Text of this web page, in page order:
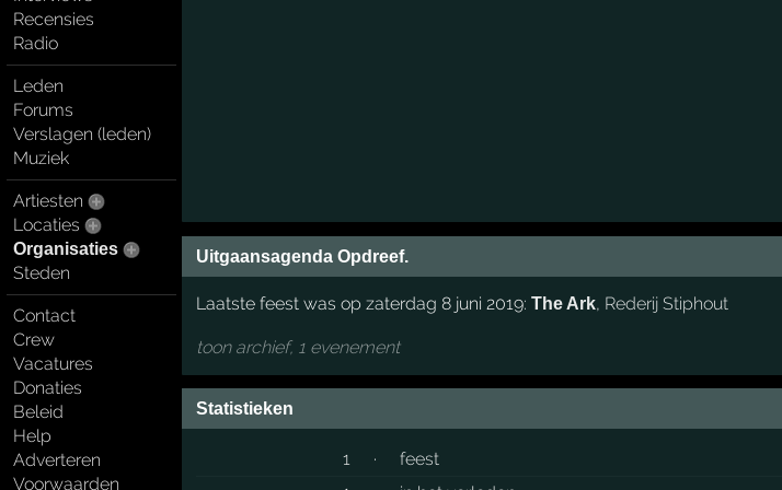
Recensies
Radio
Leden
Forums
Verslagen (leden)
Muziek
Artiesten
Locaties
Organisaties
Steden
Contact
Crew
Vacatures
Donaties
Beleid
Help
Adverteren
Voorwaarden
Uitgaansagenda Opdreef.
Laatste feest was op zaterdag 8 juni 2019: The Ark, Rederij Stiphout
toon archief, 1 evenement
Statistieken
1 ·
feest